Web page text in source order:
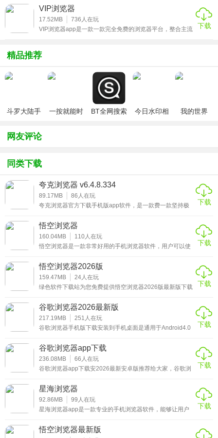
了，但还是延续早前的极简概念，虽然简洁，但是在功能上
一点也不逊色，比很多浏览器更好用，在新版的夸克浏览器
app中，用户一打开界面的第一感受就是设计风格简约，界
面清爽，而且夸克浏览器app内置多引擎，运用起来的速度
VIP浏览器
17.52MB 736 人在玩
VIP浏览器app是一款一款完全免费的浏览器平台，整合主流
以直接看，也可以收藏视频，追逐电视剧变得容易。用户可
以通过软件进入任何一个视频网站，点击任何一个会员影片
下载
精品推荐
斗罗大陆手
限钻石
一按就能时
BT全网搜索
今日水印相
我的世界
网友评论
同类下载
夸克浏览器 v6.4.8.334
89.17MB 86 人在玩
夸克浏览器官方下载手机版app软件，是一款费一款坚持极
户全新的浏览体验，这款软件让你感受到了极致的视觉冲击
感，为用户带来了极致的使用体验，在这里可以感受到更多
的精彩内容。喜欢手机浏览器的用户可以来下载。
下载
悟空浏览器
160.04MB 110人在玩
悟空浏览器是一款非常好用的手机浏览器软件，用户可以使
网站，让用户在使用手机的时候更加的方便，用户还可以在
这里直接搜索手机中的网站，为你提供更加快速的搜索方
式，使用非常的方便，感兴趣的用户可以下载体验
下载
悟空浏览器2026版
159.47MB 24人在玩
绿色软件下载站为您免费提供悟空浏览器2026版最新版下载
动，在此活动中你可以通过看视频、看小说、看文章、签
到、邀请好友等方式来获得金币，并且只要当金币达到一定
的数额时，它就会自动转变为现金，然后你就可以将其提
现，十分的不错，基于个性化推荐算法，打造集免费小说、
下载
谷歌浏览器2026最新版
217.19MB 251 人在玩
谷歌浏览器手机版下载安装到手机桌面是通用于Android4.0
Chrome浏览器不仅在桌面设备上表现卓越，在Android手机
和平板电脑上也可让您畅享快速流畅的浏览体验。借助
Google Chrome，您可以通过标签页同步功能接着浏览在其
他设备上打开的网页、通过语音进行搜索，并可在浏览时节
下载
谷歌浏览器app下载
236.08MB 66 人在玩
谷歌浏览器app下载安2026最新安卓版推荐给大家，谷歌浏
的多种需求，界面设计简洁，拥有极速的浏览速度，超多功
能特别实用!
下载
星海浏览器
92.86MB 99 人在玩
星海浏览器app是一款专业的手机浏览器软件，能够让用户
你在浏览网页的时候感觉流畅，各种功能可以随意使用，感
兴趣的朋友可以下载试试。
下载
悟空浏览器最新版